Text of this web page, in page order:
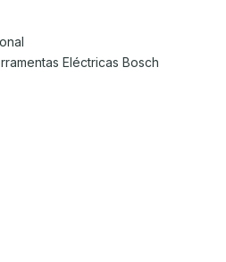
Eléctricas Bosch